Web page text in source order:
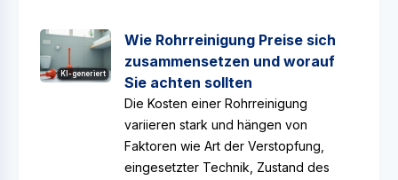
KI-generiert
Wie Rohrreinigung Preise sich
zusammensetzen und worauf
Sie achten sollten
Die Kosten einer Rohrreinigung
variieren stark und hängen von
Faktoren wie Art der Verstopfung,
eingesetzter Technik, Zustand des